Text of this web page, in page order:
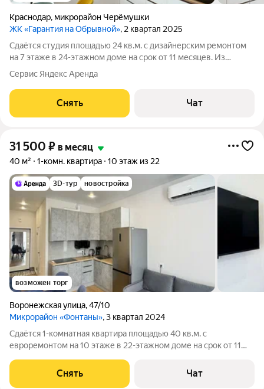
Краснодар, микрорайон Черёмушки
ЖК «Гарантия на Обрывной», 2 квартал 2025
Сдаётся студия площадью 24 кв.м. с дизайнерским ремонтом
на 7 этаже в 24-этажном доме на срок от 11 месяцев. Из
техники есть: Стиральная машина Холодильник Кондиционер
Микроволновка Дом - монолитный, окна выходят на улицу. В
подъезде 3 лифта - 1
Сервис Яндекс Аренда
Снять Чат
31 500 ₽ в месяц
40 м² 1-комн. квартира 10 этаж из 22
3D-тур новостройка
возможен торг
Воронежская улица,47/10
Микрорайон «Фонтаны», 3 квартал 2024
Сдаётся 1-комнатная квартира площадью 40 кв.м. с
евроремонтом на 10 этаже в 22-этажном доме на срок от 11
Холодильник Кондиционер Микроволновка Пылесос Дом -
монолитный, окна выходят во
Снять Чат